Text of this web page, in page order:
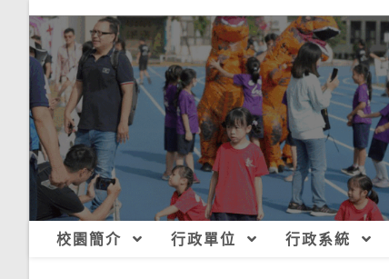
校園簡介 行政單位 行政系統